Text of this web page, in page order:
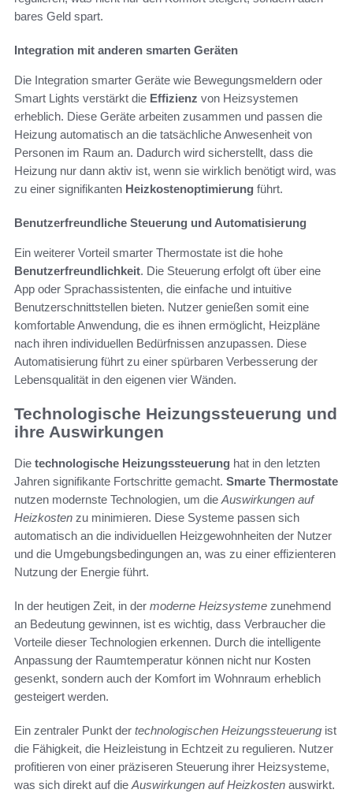
bares Geld spart.
Integration mit anderen smarten Geräten
Die Integration smarter Geräte wie Bewegungsmeldern oder
Smart Lights verstärkt die Effizienz von Heizsystemen
erheblich. Diese Geräte arbeiten zusammen und passen die
Heizung automatisch an die tatsächliche Anwesenheit von
Personen im Raum an. Dadurch wird sicherstellt, dass die
Heizung nur dann aktiv ist, wenn sie wirklich benötigt wird, was
zu einer signifikanten Heizkostenoptimierung führt.
Benutzerfreundliche Steuerung und Automatisierung
Ein weiterer Vorteil smarter Thermostate ist die hohe
Benutzerfreundlichkeit. Die Steuerung erfolgt oft über eine
App oder Sprachassistenten, die einfache und intuitive
Benutzerschnittstellen bieten. Nutzer genießen somit eine
komfortable Anwendung, die es ihnen ermöglicht, Heizpläne
nach ihren individuellen Bedürfnissen anzupassen. Diese
Automatisierung führt zu einer spürbaren Verbesserung der
Lebensqualität in den eigenen vier Wänden.
Technologische Heizungssteuerung und
ihre Auswirkungen
Die technologische Heizungssteuerung hat in den letzten
Jahren signifikante Fortschritte gemacht. Smarte Thermostate
nutzen modernste Technologien, um dieAuswirkungen auf
Heizkosten zu minimieren. Diese Systeme passen sich
automatisch an die individuellen Heizgewohnheiten der Nutzer
und die Umgebungsbedingungen an, was zu einer effizienteren
Nutzung der Energie führt.
In der heutigen Zeit, in der moderne Heizsysteme zunehmend
an Bedeutung gewinnen, ist es wichtig, dass Verbraucher die
Vorteile dieser Technologien erkennen. Durch die intelligente
Anpassung der Raumtemperatur können nicht nur Kosten
gesenkt, sondern auch der Komfort im Wohnraum erheblich
gesteigert werden.
Ein zentraler Punkt der technologischen Heizungssteuerung ist
die Fähigkeit, die Heizleistung in Echtzeit zu regulieren. Nutzer
profitieren von einer präziseren Steuerung ihrer Heizsysteme,
was sich direkt auf dieAuswirkungen auf Heizkosten auswirkt.